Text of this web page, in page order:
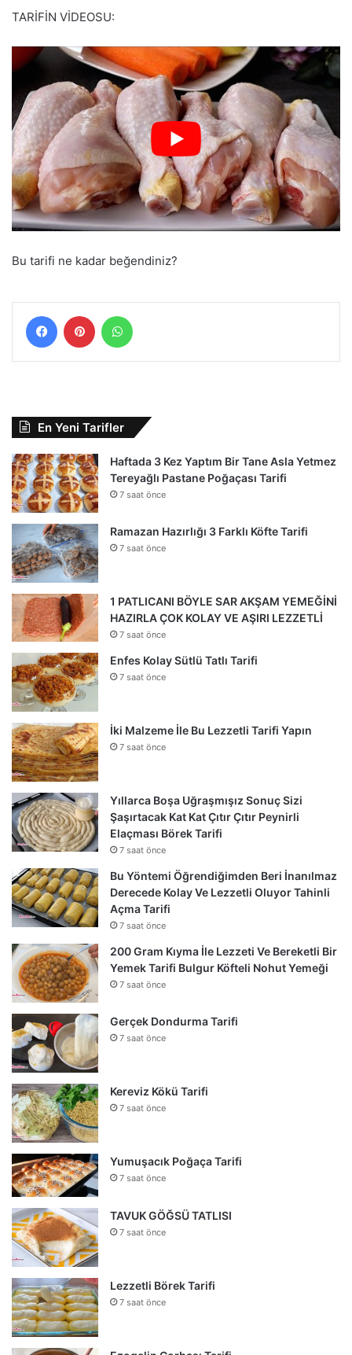
TARİFİN VİDEOSU:
Bu tarifi ne kadar beğendiniz?
FacebookPinterest
En Yeni Tarifler
Haftada 3 Kez Yaptım Bir Tane Asla Yetmez
Tereyağlı Pastane Poğaçası Tarifi
7 saat önce
Ramazan Hazırlığı 3 Farklı Köfte Tarifi
7 saat önce
1 PATLICANI BÖYLE SAR AKŞAM YEMEĞİNİ
HAZIRLA ÇOK KOLAY VE AŞIRI LEZZETLİ
7 saat önce
Enfes Kolay Sütlü Tatlı Tarifi
7 saat önce
İki Malzeme İle Bu Lezzetli Tarifi Yapın
7 saat önce
Yıllarca Boşa Uğraşmışız Sonuç Sizi
Şaşırtacak Kat Kat Çıtır Çıtır Peynirli
Elaçması Börek Tarifi
7 saat önce
Bu Yöntemi Öğrendiğimden Beri İnanılmaz
Derecede Kolay Ve Lezzetli Oluyor Tahinli
Açma Tarifi
7 saat önce
200 Gram Kıyma İle Lezzeti Ve Bereketli Bir
Yemek Tarifi Bulgur Köfteli Nohut Yemeği
7 saat önce
Gerçek Dondurma Tarifi
7 saat önce
Kereviz Kökü Tarifi
7 saat önce
Yumuşacık Poğaça Tarifi
7 saat önce
TAVUK GÖĞSÜ TATLISI
7 saat önce
Lezzetli Börek Tarifi
7 saat önce